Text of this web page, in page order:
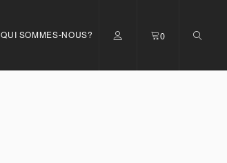
QUI SOMMES-NOUS? 0